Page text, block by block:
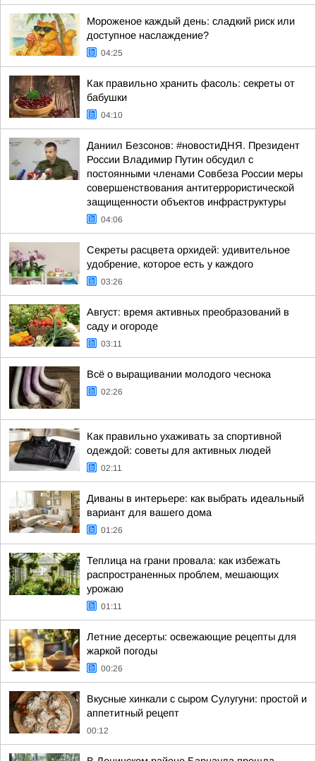
Мороженое каждый день: сладкий риск или
доступное наслаждение?
04:25
Как правильно хранить фасоль: секреты от
бабушки
04:10
Даниил Безсонов: #новостиДНЯ. Президент
России Владимир Путин обсудил с
постоянными членами Совбеза России меры
совершенствования антитеррористической
защищенности объектов инфраструктуры
04:06
Секреты расцвета орхидей: удивительное
удобрение, которое есть у каждого
03:26
Август: время активных преобразований в
саду и огороде
03:11
Всё о выращивании молодого чеснока
02:26
Как правильно ухаживать за спортивной
одеждой: советы для активных людей
02:11
Диваны в интерьере: как выбрать идеальный
вариант для вашего дома
01:26
Теплица на грани провала: как избежать
распространенных проблем, мешающих
урожаю
01:11
Летние десерты: освежающие рецепты для
жаркой погоды
00:26
Вкусные хинкали с сыром Сулугуни: простой и
аппетитный рецепт
00:12